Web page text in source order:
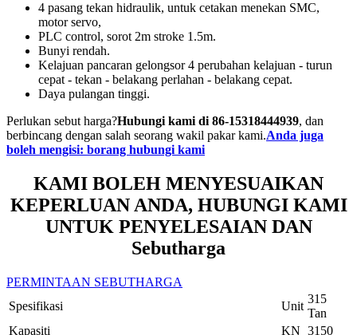
4 pasang tekan hidraulik, untuk cetakan menekan SMC,
motor servo,
PLC control, sorot 2m stroke 1.5m.
Bunyi rendah.
Kelajuan pancaran gelongsor 4 perubahan kelajuan - turun
cepat - tekan - belakang perlahan - belakang cepat.
Daya pulangan tinggi.
Perlukan sebut harga?Hubungi kami di 86-15318444939, dan
berbincang dengan salah seorang wakil pakar kami.Anda juga
boleh mengisi: borang hubungi kami
KAMI BOLEH MENYESUAIKAN
KEPERLUAN ANDA, HUBUNGI KAMI
UNTUK PENYELESAIAN DAN
Sebutharga
PERMINTAAN SEBUTHARGA
Spesifikasi
Unit
315
Tan
Kapasiti
KN 3150